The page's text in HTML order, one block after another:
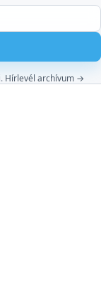
Hírlevél archívum →